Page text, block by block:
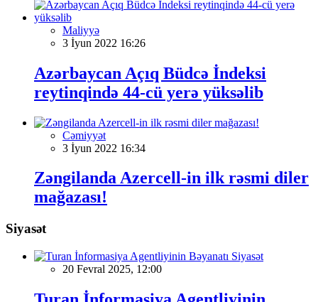
Maliyyə
3 İyun 2022 16:26
Azərbaycan Açıq Büdcə İndeksi
reytinqində 44-cü yerə yüksəlib
Cəmiyyət
3 İyun 2022 16:34
Zəngilanda Azercell-in ilk rəsmi diler
mağazası!
Siyasət
Siyasət
20 Fevral 2025, 12:00